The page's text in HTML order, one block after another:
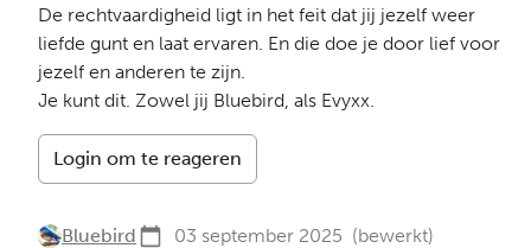
De rechtvaardigheid ligt in het feit dat jij jezelf weer
liefde gunt en laat ervaren. En die doe je door lief voor
jezelf en anderen te zijn.
Je kunt dit. Zowel jij Bluebird, als Evyxx.
Login om te reageren
Bluebird 03 september 2025 (bewerkt)